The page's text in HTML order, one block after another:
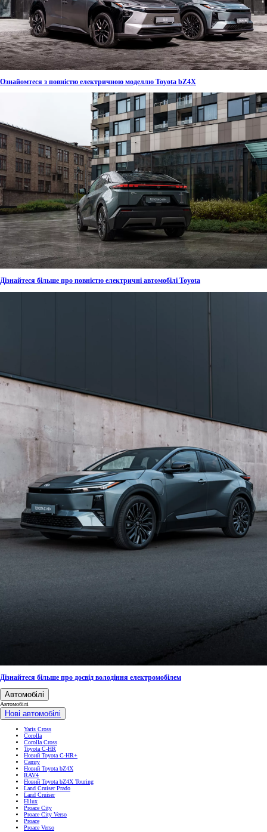
Ознайомтеся з повністю електричною моделлю Toyota bZ4X
Дізнайтеся більше про повністю електричні автомобілі Toyota
Дізнайтеся більше про досвід володіння електромобілем
Автомобілі
Автомобілі
Нові автомобілі
Yaris Cross
Corolla
Corolla Cross
Toyota C-HR
Новий Toyota C-HR+
Camry
Новий Toyota bZ4X
RAV4
Новий Toyota bZ4X Touring
Land Cruiser Prado
Land Cruiser
Hilux
Proace City
Proace City Verso
Proace
Proace Verso